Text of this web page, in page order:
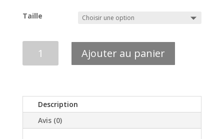
Taille
Ajouter au panier
Description
Avis (0)